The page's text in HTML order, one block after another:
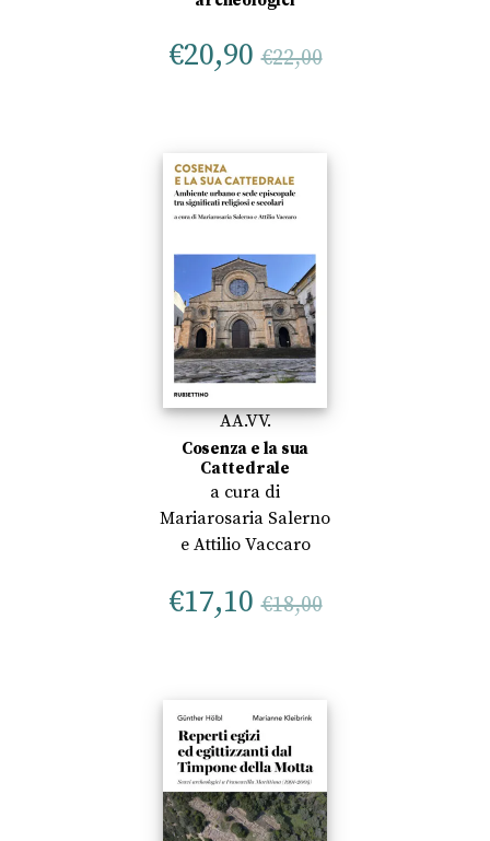
€20,90 €22,00
AA.VV.
Cosenza e la sua
Cattedrale
a cura di
Mariarosaria Salerno
e Attilio Vaccaro
€17,10 €18,00